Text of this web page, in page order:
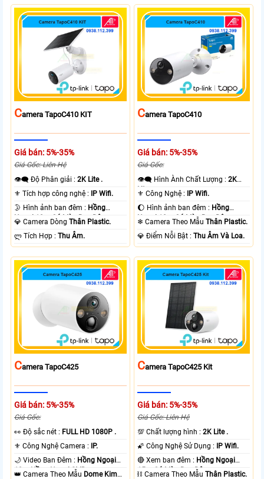
CAmera TapoC410 KIT
Giá bán: 5%-35%
Giá Gốc: Liên Hệ
👁️‍🗨 Độ Phân giải :2K Lite .
⚜️ Tích hợp công nghệ : IP Wifi.
🌛 Hình ảnh ban đêm : Hồng
Ngoại 10m Có Màu Ban Ðêm.
💎 Camera DòngThân Plastic.
️ლ Tích Hợp :Thu Âm.
CAmera TapoC410
Giá bán: 5%-35%
Giá Gốc:
👁️‍🗨 Hình Ành Chất Lượng :2K
Lite .
⚜️ Công Nghệ : IP Wifi.
🌔 Hình ảnh ban đêm : Hồng
Ngoại 10m Có Màu Ban Ðêm.
❄ Camera Theo MẫuThân Plastic.
️💎 Điểm Nỗi Bật :Thu Âm Và Loa.
CAmera TapoC425
Giá bán: 5%-35%
Giá Gốc:
️👀 Độ sắc nét : FULL HD 1080P .
⚜️ Công Nghệ Camera : IP.
🌙 Video Ban Đêm : Hồng Ngoại
10m Hồng Ngoại SMD.
👑 Camera Theo Mẫu Dome Kim
CAmera TapoC425 Kit
Giá bán: 5%-35%
Giá Gốc: Liên Hệ
💯 Chất lượng hình :2K Lite .
🌠 Công Nghệ Sử Dụng : IP Wifi.
🔴 Xem ban đêm : Hồng Ngoại
15m Có Màu Ban Ðêm.
⛓ Camera Theo MẫuThân Plastic.